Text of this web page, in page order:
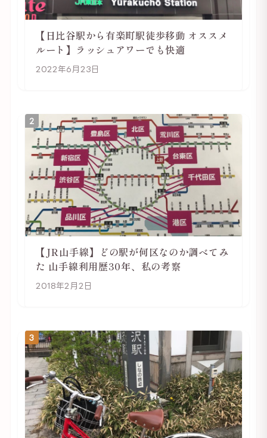
【日比谷駅から有楽町駅徒歩移動 オススメ
ルート】ラッシュアワーでも快適
2022年6月23日
2
【JR山手線】どの駅が何区なのか調べてみ
た 山手線利用歴30年、私の考察
2018年2月2日
3